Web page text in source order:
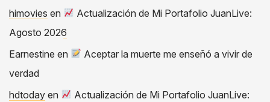
himovies en
Actualización de Mi Portafolio JuanLive:
Agosto 2026
Earnestine en
Aceptar la muerte me enseñó a vivir de
verdad
hdtoday en Actualización de Mi Portafolio JuanLive: